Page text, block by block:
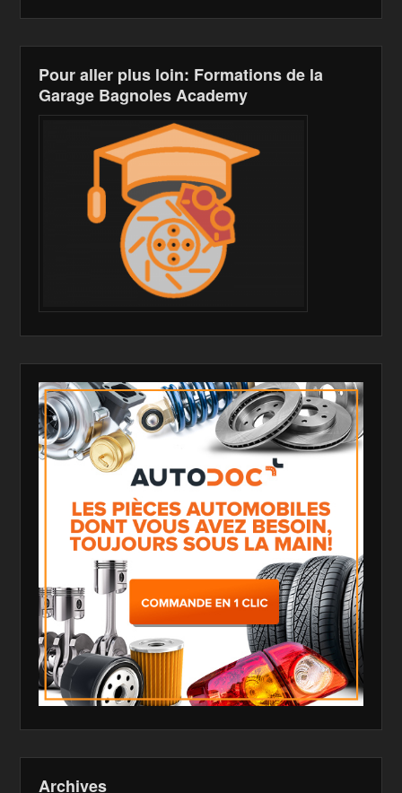
o
k
W
is
h
Li
st
k
Pour aller plus loin: Formations de la
Garage Bagnoles Academy
Archives